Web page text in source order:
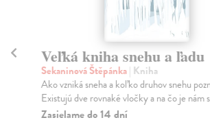
Veľká kniha snehu a ľadu
Sekaninová Štěpánka| Kniha
Ako vzniká sneha a koľko druhov snehu
Existujú dve rovnaké vločky a na čo je nám
Zasielame do 14 dní